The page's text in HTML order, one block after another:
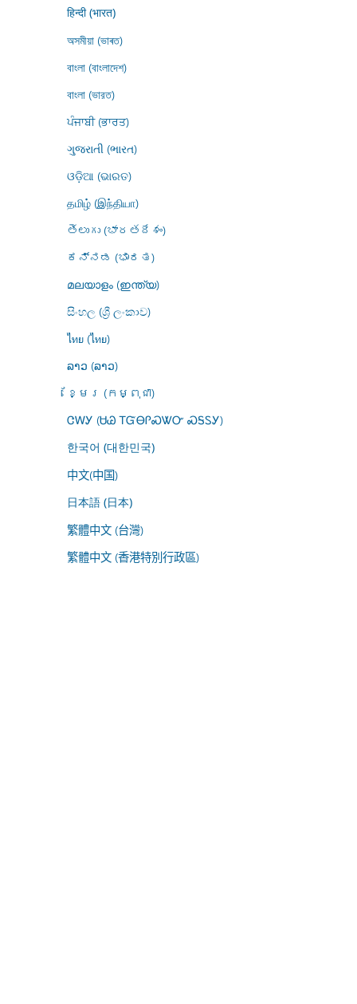
हिन्दी (भारत)
অসমীয়া (ভাৰত)
বাংলা (বাংলাদেশ)
বাংলা (ভারত)
ਪੰਜਾਬੀ (ਭਾਰਤ)
ગુજરાતી (ભારત)
ଓଡ଼ିଆ (ଭାରତ)
தமிழ் (இந்தியா)
తెలుగు (భారతదేశం)
ಕನ್ನಡ (ಭಾರತ)
മലയാളം (ഇന്ത്യ)
සිංහල (ශ්‍රී ලංකාව)
ไทย (ไทย)
ລາວ (ລາວ)
ខ្មែរ (កម្ពុជា)
ᏣᎳᎩ (ᏌᏊ ᎢᏳᎾᎵᏍᏔᏅ ᏍᎦᏚᎩ)
한국어 (대한민국)
中文(中国)
日本語 (日本)
繁體中文 (台灣)
繁體中文 (香港特別行政區)